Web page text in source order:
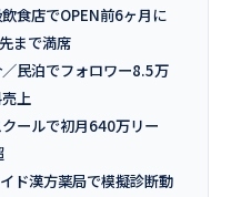
食店でOPEN前6ヶ月に
まで満席
民泊でフォロワー8.5万
上
ールで初月640万リー
ド漢方薬局で模擬診断動